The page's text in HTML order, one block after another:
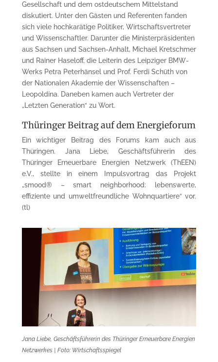
Gesellschaft und dem ostdeutschem Mittelstand
diskutiert. Unter den Gästen und Referenten fanden
sich viele hochkarätige Politiker, Wirtschaftsvertreter
und Wissenschaftler. Darunter die Ministerpräsidenten
aus Sachsen und Sachsen-Anhalt, Michael Kretschmer
und Rainer Haseloff, die Leiterin des Leipziger BMW-
Werks Petra Peterhänsel und Prof. Ferdi Schüth von
der Nationalen Akademie der Wissenschaften –
Leopoldina. Daneben kamen auch Vertreter der
„Letzten Generation“ zu Wort.
Thüringer Beitrag auf dem Energieforum
Ein wichtiger Beitrag des Forums kam auch aus
Thüringen. Jana Liebe, Geschäftsführerin des
Thüringer Erneuerbare Energien Netzwerk (ThEEN)
e.V., stellte in einem Impulsvortrag das Projekt
„smood® – smart neighborhood: lebenswerte,
effiziente und umweltfreundliche Wohnquartiere“ vor.
(tl)
Jana Liebe, Geschäftsführerin des Thüringer Erneuerbare Energien
Netzwerkes | Foto: Wirtschaftsspiegel